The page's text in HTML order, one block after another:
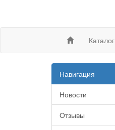
Каталог
Навигация
Новости
Отзывы